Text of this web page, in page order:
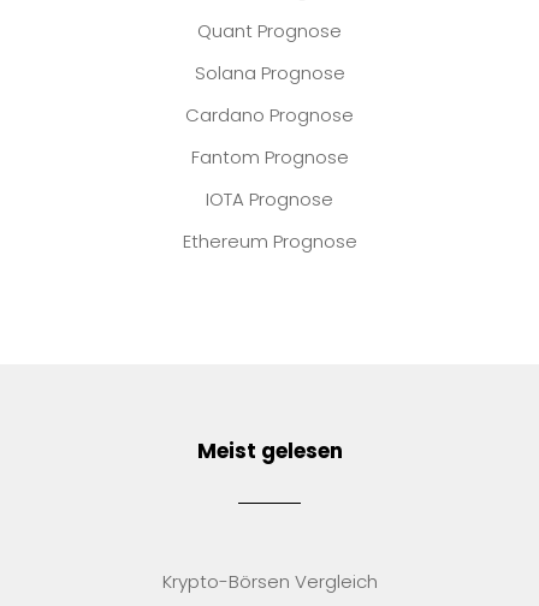
Quant Prognose
Solana Prognose
Cardano Prognose
Fantom Prognose
IOTA Prognose
Ethereum Prognose
Meist gelesen
Krypto-Börsen Vergleich